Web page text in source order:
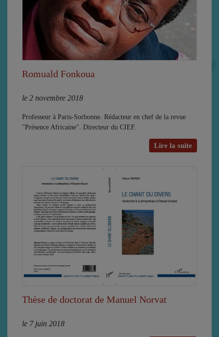
Romuald Fonkoua
le 2 novembre 2018
Professeur à Paris-Sorbonne. Rédacteur en chef de la revue
"Présence Africaine". Directeur du CIEF.
Lire la suite
Thèse de doctorat de Manuel Norvat
le 7 juin 2018